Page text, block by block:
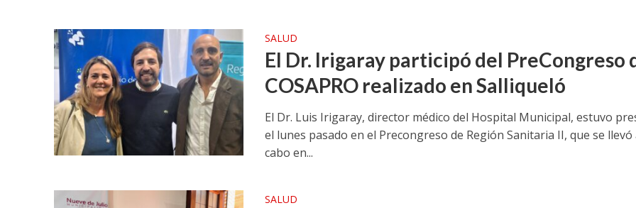
SALUD
El Dr. Irigaray participó del PreCongreso
COSAPRO realizado en Salliqueló
El Dr. Luis Irigaray, director médico del Hospital Municipal, estuvo
el lunes pasado en el Precongreso de Región Sanitaria II, que se llevó
cabo en...
SALUD